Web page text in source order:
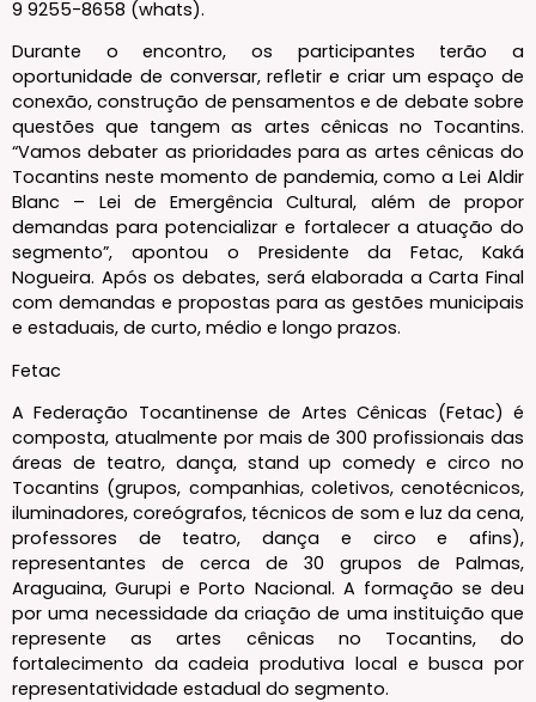
9 9255-8658 (whats).
Durante o encontro, os participantes terão a
oportunidade de conversar, refletir e criar um espaço de
conexão, construção de pensamentos e de debate sobre
questões que tangem as artes cênicas no Tocantins.
“Vamos debater as prioridades para as artes cênicas do
Tocantins neste momento de pandemia, como a Lei Aldir
Blanc – Lei de Emergência Cultural, além de propor
demandas para potencializar e fortalecer a atuação do
segmento”, apontou o Presidente da Fetac, Kaká
Nogueira. Após os debates, será elaborada a Carta Final
com demandas e propostas para as gestões municipais
e estaduais, de curto, médio e longo prazos.
Fetac
A Federação Tocantinense de Artes Cênicas (Fetac) é
composta, atualmente por mais de 300 profissionais das
áreas de teatro, dança, stand up comedy e circo no
Tocantins (grupos, companhias, coletivos, cenotécnicos,
iluminadores, coreógrafos, técnicos de som e luz da cena,
professores de teatro, dança e circo e afins),
representantes de cerca de 30 grupos de Palmas,
Araguaina, Gurupi e Porto Nacional. A formação se deu
por uma necessidade da criação de uma instituição que
represente as artes cênicas no Tocantins, do
fortalecimento da cadeia produtiva local e busca por
representatividade estadual do segmento.